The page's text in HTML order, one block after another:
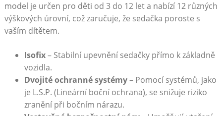
model je určen pro děti od 3 do 12 let a nabízí 12 různých
výškových úrovní, což zaručuje, že sedačka poroste s
vaším dítětem.
Isofix– Stabilní upevnění sedačky přímo k základně
vozidla.
Dvojité ochranné systémy– Pomocí systémů, jako
je L.S.P. (Lineární boční ochrana), se snižuje riziko
zranění při bočním nárazu.